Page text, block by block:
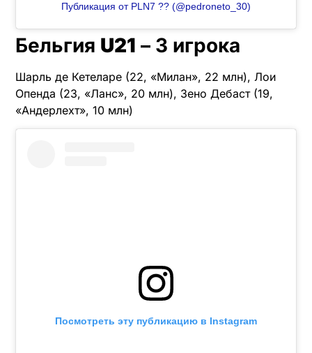
Публикация от PLN7 ?? (@pedroneto_30)
Бельгия U21 – 3 игрока
Шарль де Кетеларе (22, «Милан», 22 млн), Лои
Опенда (23, «Ланс», 20 млн), Зено Дебаст (19,
«Андерлехт», 10 млн)
Посмотреть эту публикацию в Instagram